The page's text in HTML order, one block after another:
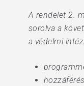
A rendelet 2.
sorolva a
a védelmi